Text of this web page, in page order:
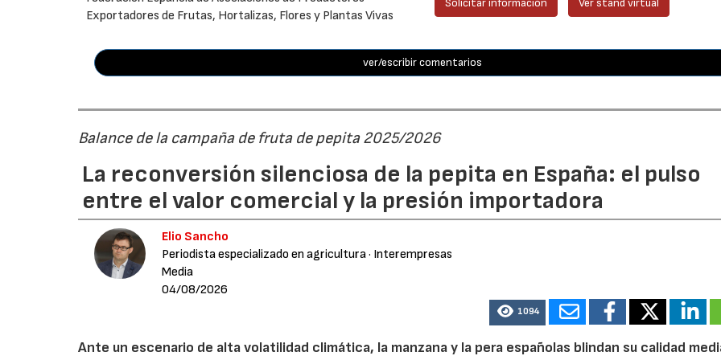
Exportadores de Frutas, Hortalizas, Flores y Plantas Vivas
ver/escribir comentarios
Balance de la campaña de fruta de pepita 2025/2026
La reconversión silenciosa de la pepita en España: el pulso
entre el valor comercial y la presión importadora
Elio Sancho
Periodista especializado en agricultura· Interempresas
Media
04/08/2026
1094
Ante un escenario de alta volatilidad climática, la manzana y la pera españolas blindan su calidad